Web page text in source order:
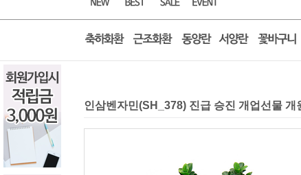
인삼벤자민(SH_378) 진급 승진 개업선물 개